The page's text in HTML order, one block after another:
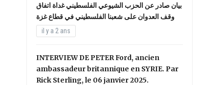
بيان صادر عن الحزب الشيوعي الفلسطيني غداة اتفاق
وقف العدوان على شعبنا الفلسطيني في قطاع غزة
il y a 2 ans
INTERVIEW DE PETER Ford, ancien
ambassadeur britannique en SYRIE. Par
Rick Sterling, le 06 janvier 2025.